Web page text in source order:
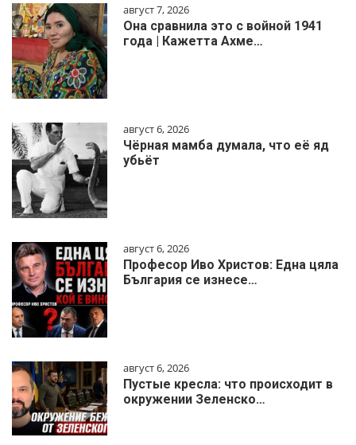
август 7, 2026
Она сравнила это с войной 1941
года | Кажетта Ахме…
август 6, 2026
Чёрная мамба думала, что её яд
убьёт
август 6, 2026
Професор Иво Христов: Една цяла
България се изнесе…
август 6, 2026
Пустые кресла: что происходит в
окружении Зеленско…